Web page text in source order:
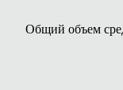
Общий объем